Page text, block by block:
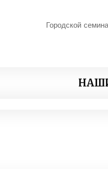
Городской